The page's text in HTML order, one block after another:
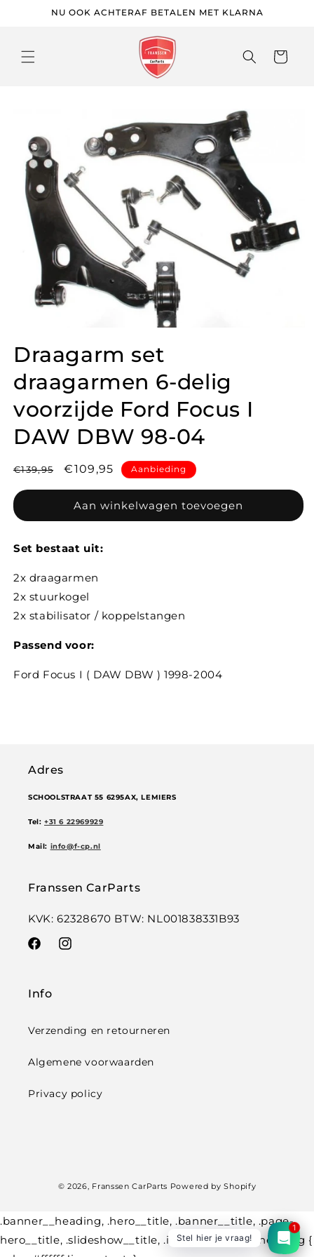
naar deNU OOK ACHTERAF BETALEN MET KLARNA
Draagarm set
draagarmen 6-delig
voorzijde Ford Focus I
DAW DBW 98-04
Normale
€139,95 Aanbiedingsprijs
€109,95 Aanbieding
Aan winkelwagen toevoegen
Set bestaat uit:
2x draagarmen
2x stuurkogel
2x stabilisator / koppelstangen
Passend voor:
Ford Focus I ( DAW DBW ) 1998-2004
Adres
SCHOOLSTRAAT 55 6295AX, LEMIERS
Tel: +31 6 22969929
Mail: info@f-cp.nl
Franssen CarParts
KVK: 62328670 BTW: NL001838331B93
FacebookInstagram
Info
Verzending en retourneren
Algemene voorwaarden
Privacy policy
© 2026, Franssen CarParts Powered by Shopify
.banner__heading, .hero__title, .banner__title, .page-
hero__title, .slideshow__title, .image-banner__heading {
Stel hier je vraag!
1